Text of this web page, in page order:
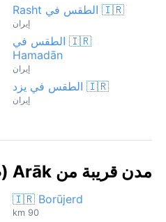
🇮🇷 الطقس في Rasht
إيران
🇮🇷 الطقس في
Hamadān
إيران
🇮🇷 الطقس في يزد
إيران
مدن قريبة من Arāk (ضمن 300 كم)
🇮🇷 Borūjerd
90 km